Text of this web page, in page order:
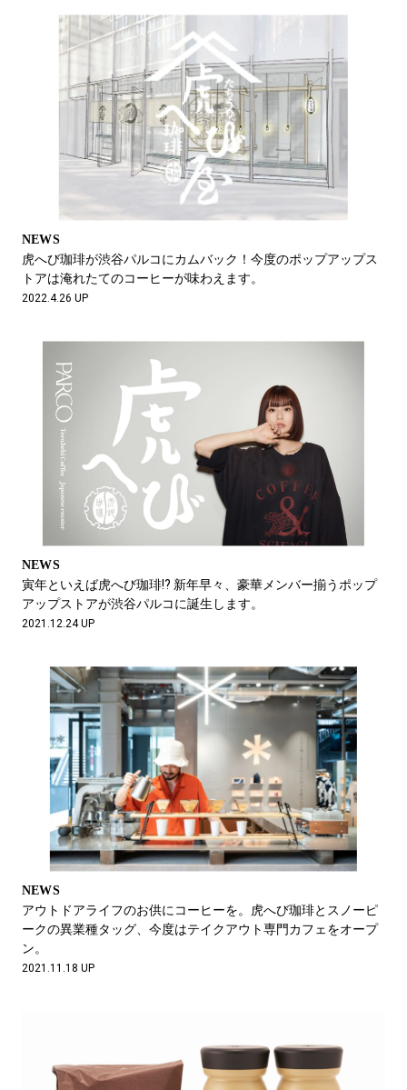
NEWS
虎へび珈琲が渋谷パルコにカムバック！今度のポップアップス
トアは淹れたてのコーヒーが味わえます。
2022.4.26 UP
NEWS
寅年といえば虎へび珈琲!? 新年早々、豪華メンバー揃うポップ
アップストアが渋谷パルコに誕生します。
2021.12.24 UP
NEWS
アウトドアライフのお供にコーヒーを。虎へび珈琲とスノーピ
ークの異業種タッグ、今度はテイクアウト専門カフェをオープ
ン。
2021.11.18 UP